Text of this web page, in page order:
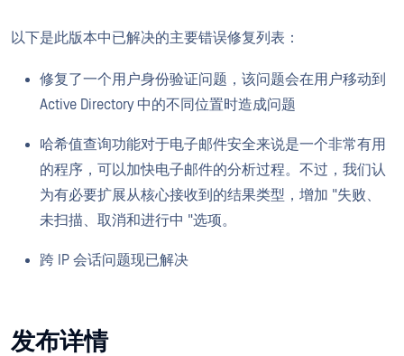
以下是此版本中已解决的主要错误修复列表：
修复了一个用户身份验证问题，该问题会在用户移动到
Active Directory 中的不同位置时造成问题
哈希值查询功能对于电子邮件安全来说是一个非常有用
的程序，可以加快电子邮件的分析过程。不过，我们认
为有必要扩展从核心接收到的结果类型，增加 "失败、
未扫描、取消和进行中 "选项。
跨 IP 会话问题现已解决
发布详情